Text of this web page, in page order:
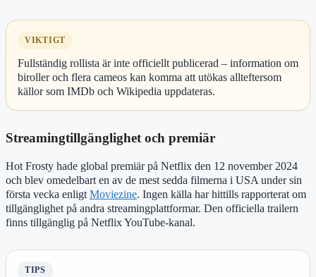
VIKTIGT
Fullständig rollista är inte officiellt publicerad – information om
biroller och flera cameos kan komma att utökas allteftersom
källor som IMDb och Wikipedia uppdateras.
Streamingtillgänglighet och premiär
Hot Frosty hade global premiär på Netflix den 12 november 2024
och blev omedelbart en av de mest sedda filmerna i USA under sin
första vecka enligt Moviezine. Ingen källa har hittills rapporterat om
tillgänglighet på andra streamingplattformar. Den officiella trailern
finns tillgänglig på Netflix YouTube-kanal.
TIPS